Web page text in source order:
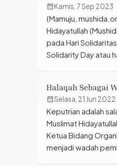
calendar_monthKamis, 7 Sep 2023
(Mamuju,
Hidayatullah
pada Hari
Solidarity Day atau
secara serentak di
Pasangkayu,
Halaqah Sebagai
calendar_monthSelasa, 21 Jun 2022
Keputrian adalah
Muslimat
Ketua Bidang
menjadi wadah